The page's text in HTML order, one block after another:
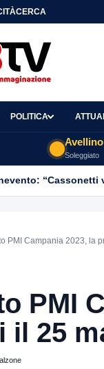
CERCA
POLITICA
Avellino
Soleggiato
“Cassonetti
PMI Campania 2023, la
PMI
il 25